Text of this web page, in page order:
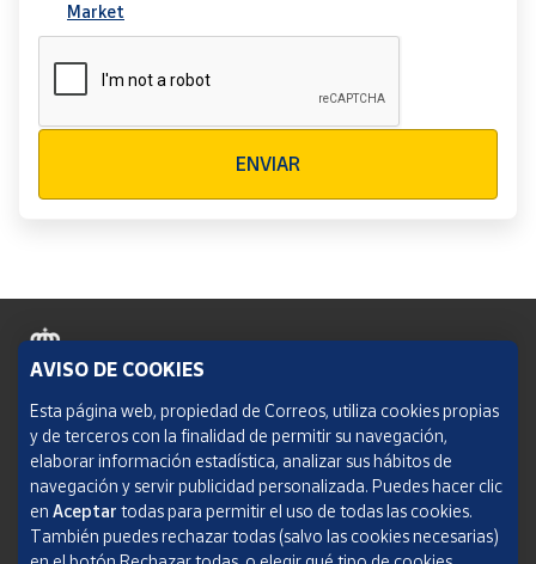
Market
ENVIAR
Política de cookies
Aviso legal
Condiciones del servicio
Política de Privacidad Web
AVISO DE COOKIES
Esta página web, propiedad de Correos, utiliza cookies propias
y de terceros con la finalidad de permitir su navegación,
elaborar información estadística, analizar sus hábitos de
navegación y servir publicidad personalizada. Puedes hacer clic
en Aceptar todas para permitir el uso de todas las cookies.
También puedes rechazar todas (salvo las cookies necesarias)